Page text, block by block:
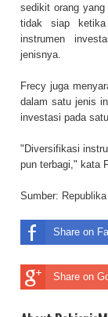
sedikit orang
tidak siap ketika
instrumen
jenisnya.
Frecy juga
dalam satu jenis
investasi pada
"Diversifikasi
pun terbagi," kata
Sumber: Republika
Share on
Share on